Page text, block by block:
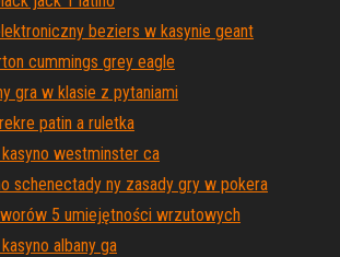
beziers w kasynie geant
cummings grey eagle
gra w klasie z pytaniami
patin a ruletka
westminster ca
schenectady ny zasady gry w pokera
5 umiejętności wrzutowych
albany ga